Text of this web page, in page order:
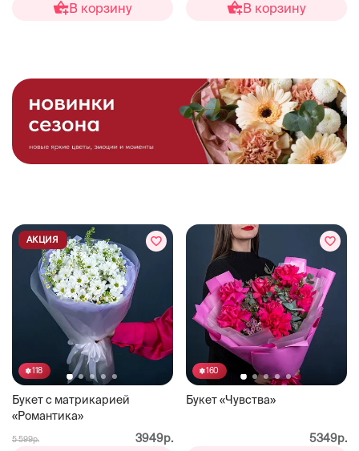
В корзину В корзину
118
Букет с матрикарией
«Романтика»
АКЦИЯ
5 599р. 3949р.
160
Букет «Чувства»
5349р.